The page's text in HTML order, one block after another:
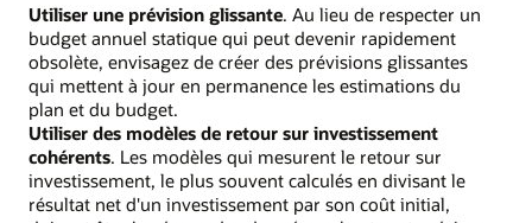
Utiliser une prévision glissante. Au lieu de respecter un
budget annuel statique qui peut devenir rapidement
obsolète, envisagez de créer des prévisions glissantes
qui mettent à jour en permanence les estimations du
plan et du budget.
Utiliser des modèles de retour sur investissement
cohérents. Les modèles qui mesurent le retour sur
investissement, le plus souvent calculés en divisant le
résultat net d'un investissement par son coût initial,